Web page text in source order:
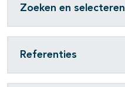
Zoeken en selecteren
Referenties